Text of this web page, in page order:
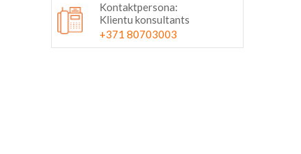
Kontaktpersona:
Klientu konsultants
+371 80703003